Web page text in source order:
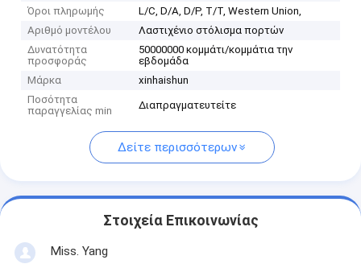
Όροι πληρωμής
L/C, D/A, D/P, T/T, Western Union,
Αριθμό μοντέλου
Λαστιχένιο στόλισμα πορτών
Δυνατότητα
προσφοράς
50000000 κομμάτι/κομμάτια την
εβδομάδα
Μάρκα
xinhaishun
Ποσότητα
παραγγελίας min
Διαπραγματευτείτε
Δείτε περισσότερων
Στοιχεία Επικοινωνίας
Miss. Yang